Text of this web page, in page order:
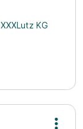
XXXLutz KG